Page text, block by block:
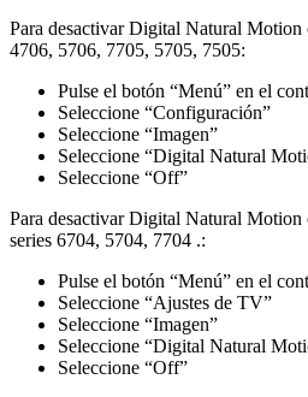
Para desactivar Digital Natural Motion
4706, 5706, 7705, 5705, 7505:
Pulse el botón “Menú” en el
Seleccione “Configuración”
Seleccione “Imagen”
Seleccione “Digital Natural
Seleccione “Off”
Para desactivar Digital Natural Motion
series 6704, 5704, 7704 .:
Pulse el botón “Menú” en el
Seleccione “Ajustes de TV”
Seleccione “Imagen”
Seleccione “Digital Natural
Seleccione “Off”